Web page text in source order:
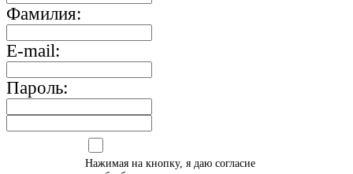
Фамилия:
E-mail:
Пароль:
Нажимая на кнопку, я даю согласие